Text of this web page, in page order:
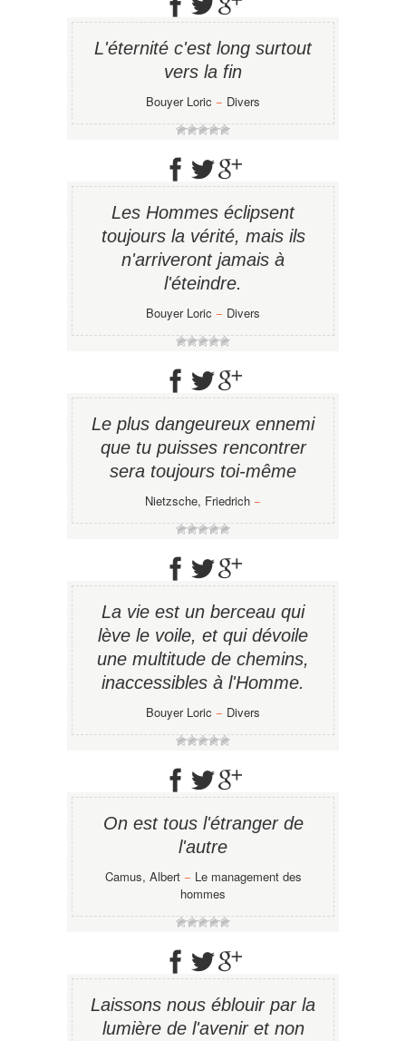
L'éternité c'est long surtout
vers la fin
Bouyer Loric − Divers
Les Hommes éclipsent
toujours la vérité, mais ils
n'arriveront jamais à
l'éteindre.
Bouyer Loric − Divers
Le plus dangeureux ennemi
que tu puisses rencontrer
sera toujours toi-même
Nietzsche, Friedrich −
La vie est un berceau qui
lève le voile, et qui dévoile
une multitude de chemins,
inaccessibles à l'Homme.
Bouyer Loric − Divers
On est tous l'étranger de
l'autre
Camus, Albert− Le management des
hommes
Laissons nous éblouir par la
lumière de l'avenir et non